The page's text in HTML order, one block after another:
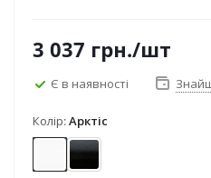
3 037 грн./шт
Є в наявності
Колір:Арктіс
Арктіс Чорний оксамит